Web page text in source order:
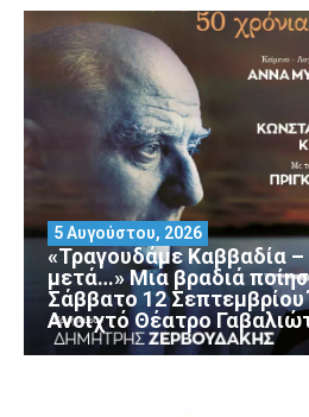
«Τραγουδάμε Καββαδία –
μετά…» Μια βραδιά
Σάββατο 12
Ανοιχτό Θέατρο
5 Αυγούστου, 2026